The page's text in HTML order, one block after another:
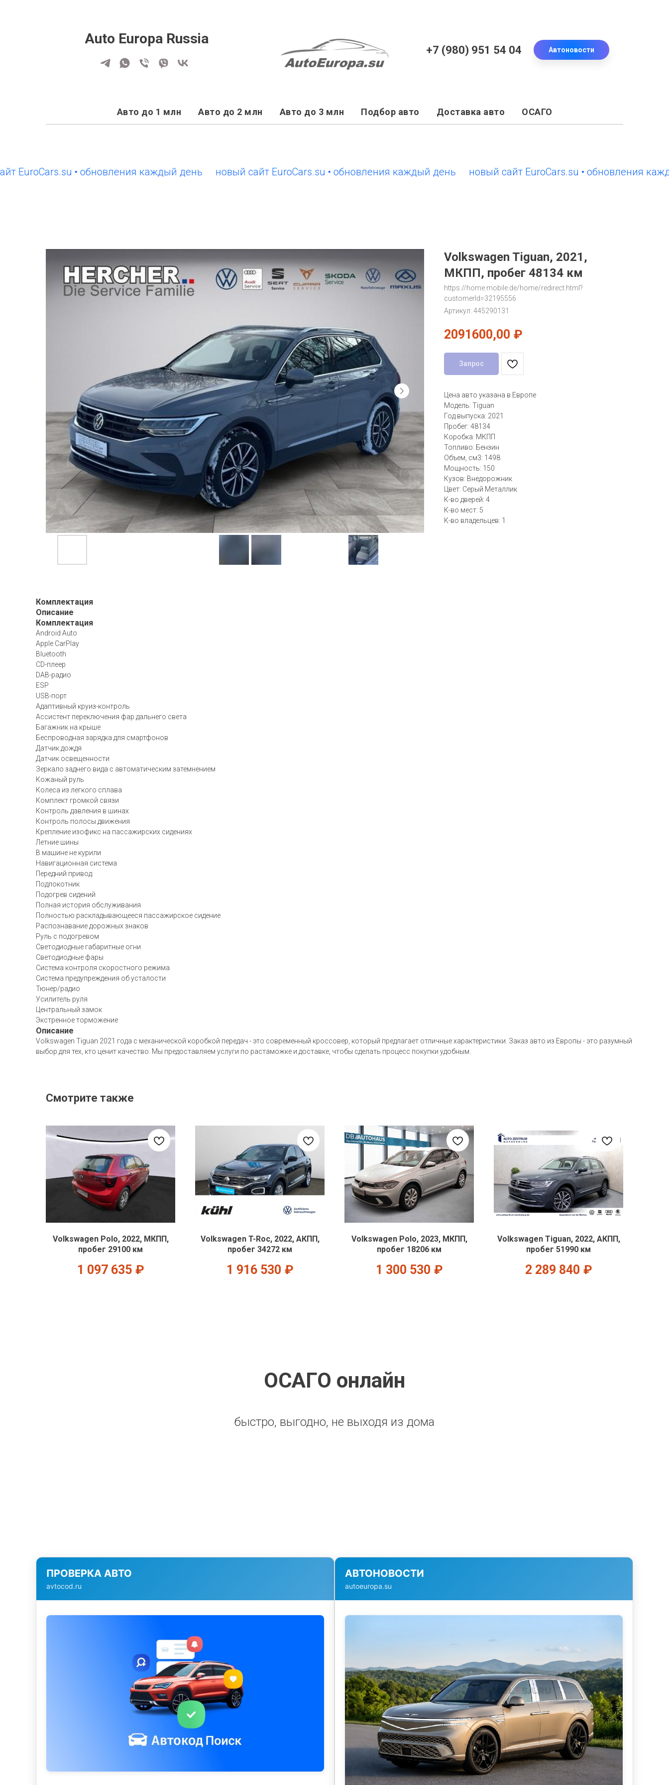
Auto Europa Russia
+7 (980) 951 54 04 Автоновости
Авто до 1 млн Авто до 2 млн Авто до 3 млн Подбор авто Доставка авто ОСАГО
• обновления каждый день новый сайт EuroCars.su • обновления каждый день новый сайт EuroCars.su • обновления каждый
Volkswagen Tiguan, 2021,
МКПП, пробег 48134 км
https://home.mobile.de/home/redirect.html?
customerId=32195556
Артикул: 445290131
2091600,00 ₽
Запрос
Цена авто указана в Европе
Модель: Tiguan
Год выпуска: 2021
Пробег: 48134
Коробка: МКПП
Топливо: Бензин
Объем, см3: 1498
Мощность: 150
Кузов: Внедорожник
Цвет: Серый Металлик
К-во дверей: 4
К-во мест: 5
К-во владельцев: 1
Комплектация
Описание
Комплектация
Android Auto
Apple CarPlay
Bluetooth
CD-плеер
DAB-радио
ESP
USB-порт
Адаптивный круиз-контроль
Ассистент переключения фар дальнего света
Багажник на крыше
Беспроводная зарядка для смартфонов
Датчик дождя
Датчик освещенности
Зеркало заднего вида с автоматическим затемнением
Кожаный руль
Колеса из легкого сплава
Комплект громкой связи
Контроль давления в шинах
Контроль полосы движения
Крепление изофикс на пассажирских сидениях
Летние шины
В машине не курили
Навигационная система
Передний привод
Подлокотник
Подогрев сидений
Полная история обслуживания
Полностью раскладывающееся пассажирское сидение
Распознавание дорожных знаков
Руль с подогревом
Светодиодные габаритные огни
Светодиодные фары
Система контроля скоростного режима
Система предупреждения об усталости
Тюнер/радио
Усилитель руля
Центральный замок
Экстренное торможение
Описание
Volkswagen Tiguan 2021 года с механической коробкой передач - это современный кроссовер, который предлагает отличные характеристики. Заказ авто из Европы - это разумный
выбор для тех, кто ценит качество. Мы предоставляем услуги по растаможке и доставке, чтобы сделать процесс покупки удобным.
Смотрите также
Volkswagen Polo, 2022, МКПП,
пробег 29100 км
1 097 635 ₽
Volkswagen T-Roc, 2022, АКПП,
пробег 34272 км
1 916 530 ₽
Volkswagen Polo, 2023, МКПП,
пробег 18206 км
1 300 530 ₽
Volkswagen Tiguan, 2022, АКПП,
пробег 51990 км
2 289 840 ₽
ОСАГО онлайн
быстро, выгодно, не выходя из дома
ПРОВЕРКА АВТО
avtocod.ru
АВТОНОВОСТИ
autoeuropa.su